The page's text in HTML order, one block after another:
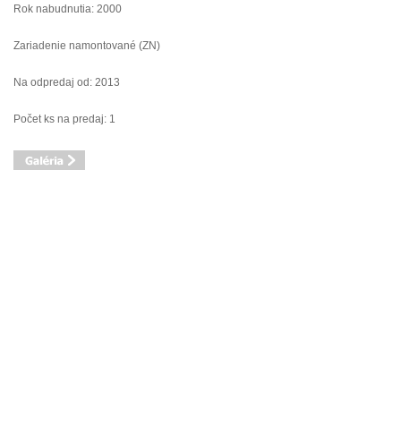
Rok nabudnutia: 2000
Zariadenie namontované (ZN)
Na odpredaj od: 2013
Počet ks na predaj: 1